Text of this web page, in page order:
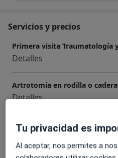
Servicios y precios
Primera visita Traumatología
Detalles
Artrotomía en rodilla o cadera
Detalles
Cirugía de lesiones en
Detalles
Tu privacidad es
Al aceptar, nos permites a